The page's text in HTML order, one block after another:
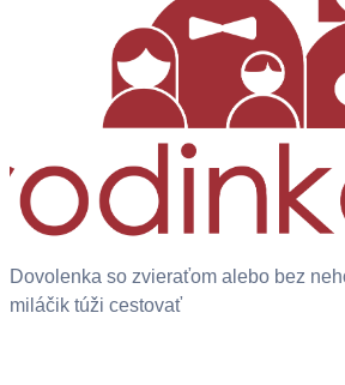
Dovolenka so zvieraťom alebo bez
miláčik túži cestovať